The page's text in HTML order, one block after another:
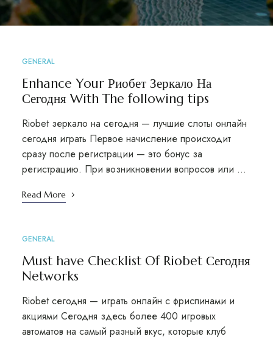
GENERAL
Enhance Your Риобет Зеркало На
Сегодня With The following tips
Riobet зеркало на сегодня — лучшие слоты онлайн
сегодня играть Первое начисление происходит
сразу после регистрации — это бонус за
регистрацию. При возникновении вопросов или …
Read More
GENERAL
Must have Checklist Of Riobet Сегодня
Networks
Riobet сегодня — играть онлайн с фриспинами и
акциями Сегодня здесь более 400 игровых
автоматов на самый разный вкус, которые клуб